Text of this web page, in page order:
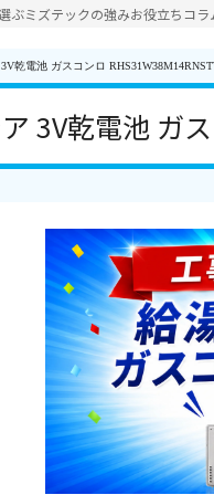
ぶミズテックの強みお役立ちコラ
乾電池 ガスコンロ
3V乾電池 ガ